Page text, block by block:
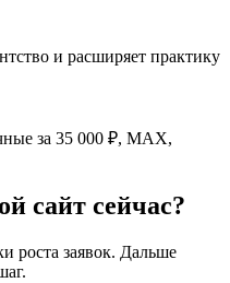
и расширяет практику
за 35 000 ₽, MAX,
сайт сейчас?
роста заявок. Дальше